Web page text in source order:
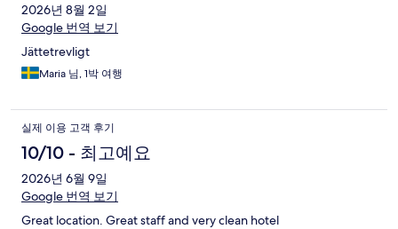
2026년 8월 2일
Google 번역 보기
Jättetrevligt
Maria 님, 1박 여행
실제 이용 고객 후기
10/10 - 최고예요
2026년 6월 9일
Google 번역 보기
Great location. Great staff and very clean hotel